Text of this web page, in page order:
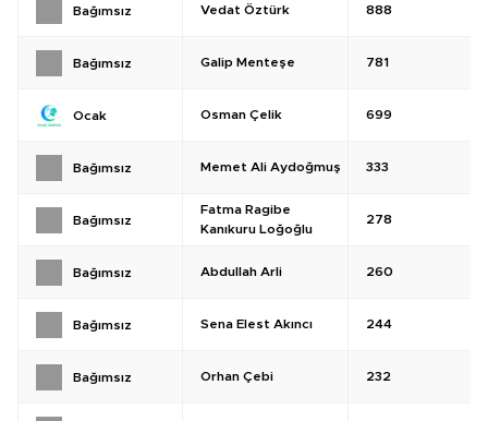
Bağımsız Vedat Öztürk 888
Bağımsız Galip Menteşe 781
Ocak Osman Çelik 699
Bağımsız Memet Ali Aydoğmuş 333
Bağımsız
Fatma Ragibe
Kanıkuru Loğoğlu
278
Bağımsız Abdullah Arli 260
Bağımsız Sena Elest Akıncı 244
Bağımsız Orhan Çebi 232